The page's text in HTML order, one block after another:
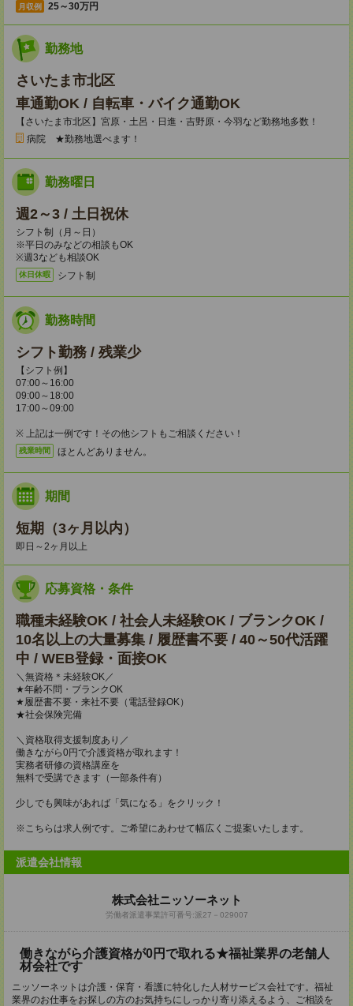
月収例 25～30万円
勤務地
さいたま市北区
車通勤OK / 自転車・バイク通勤OK
【さいたま市北区】宮原・土呂・日進・吉野原・今羽など勤務地多数！
病院 ★勤務地選べます！
勤務曜日
週2～3 / 土日祝休
シフト制（月～日）
※平日のみなどの相談もOK
※週3なども相談OK
休日休暇 シフト制
勤務時間
シフト勤務 / 残業少
【シフト例】
07:00～16:00
09:00～18:00
17:00～09:00
※ 上記は一例です！その他シフトもご相談ください！
残業時間 ほとんどありません。
期間
短期（3ヶ月以内）
即日～2ヶ月以上
応募資格・条件
職種未経験OK / 社会人未経験OK / ブランクOK /
10名以上の大量募集 / 履歴書不要 / 40～50代活躍
中 / WEB登録・面接OK
＼無資格＊未経験OK／
★年齢不問・ブランクOK
★履歴書不要・来社不要（電話登録OK）
★社会保険完備
＼資格取得支援制度あり／
働きながら0円で介護資格が取れます！
実務者研修の資格講座を
無料で受講できます（一部条件有）
少しでも興味があれば「気になる」をクリック！
※こちらは求人例です。ご希望にあわせて幅広くご提案いたします。
派遣会社情報
株式会社ニッソーネット
労働者派遣事業許可番号:派27－029007
働きながら介護資格が0円で取れる★福祉業界の老舗人
材会社です
ニッソーネットは介護・保育・看護に特化した人材サービス会社です。福祉
業界のお仕事をお探しの方のお気持ちにしっかり寄り添えるよう、ご相談を